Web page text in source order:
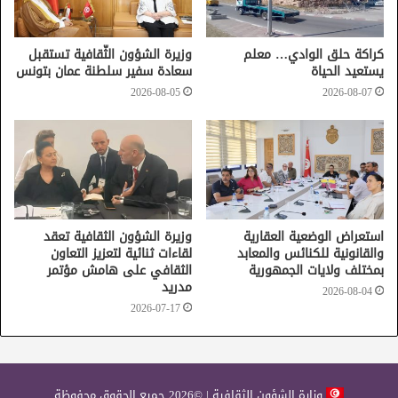
كراكة حلق الوادي… معلم
يستعيد الحياة
2026-08-07
وزيرة الشؤون الثّقافية تستقبل
سعادة سفير سلطنة عمان بتونس
2026-08-05
استعراض الوضعية العقارية
والقانونية للكنائس والمعابد
بمختلف ولايات الجمهورية
2026-08-04
وزيرة الشؤون الثقافية تعقد
لقاءات ثنائية لتعزيز التعاون
الثقافي على هامش مؤتمر
مدريد
2026-07-17